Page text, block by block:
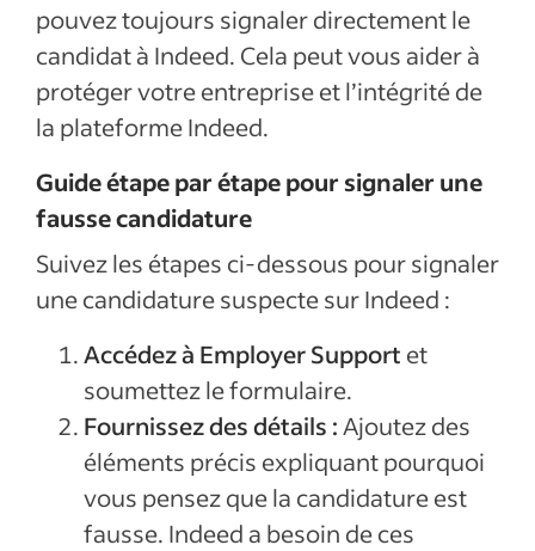
pouvez toujours signaler directement le
candidat à Indeed. Cela peut vous aider à
protéger votre entreprise et l’intégrité de
la plateforme Indeed.
Guide étape par étape pour signaler une
fausse candidature
Suivez les étapes ci-dessous pour signaler
une candidature suspecte sur Indeed :
Accédez à Employer Support et
soumettez le formulaire.
Fournissez des détails : Ajoutez des
éléments précis expliquant pourquoi
vous pensez que la candidature est
fausse. Indeed a besoin de ces